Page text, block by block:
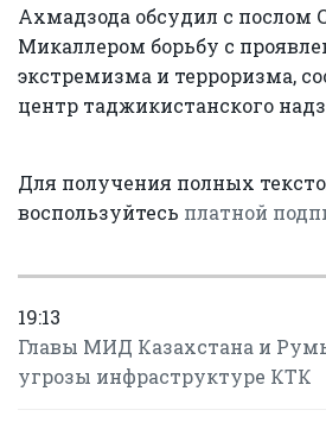
Ахмадзода обсудил с
Микаллером борьбу с
экстремизма и терроризма,
центр таджикистанского
Для получения полных
воспользуйтесь платной
19:13
Главы МИД Казахстана и
угрозы инфраструктуре КТК